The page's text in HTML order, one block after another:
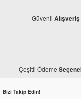
Honda CBR 250 R Yağ
227,10 TL
Güvenli Alışveriş
Çeşitli Ödeme
Bizi Takip Edin!